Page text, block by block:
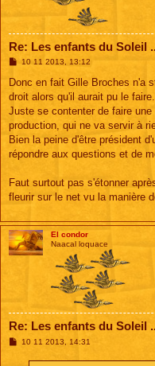
Re: Les enfants du Soleil
M
s
a
g
10 11 2013, 13:12
Donc en fait Gille Broches n'a
droit alors qu'il aurait pu le faire.
Juste se contenter de faire
production, qui ne va servir à
Bien la peine d'être président
répondre aux questions et de
Faut surtout pas s'étonner
fleurir sur le net vu la manière
El condor
Naacal loquace
Re: Les enfants du Soleil
M10 11 2013, 14:31